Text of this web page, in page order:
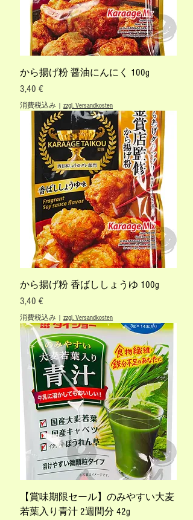
から揚げ粉 醤油にんにく 100g
価格
3,40 €
消費税込み | zzgl. Versandkosten
から揚げ粉 香ばししょうゆ 100g
価格
3,40 €
消費税込み | zzgl. Versandkosten
【賞味期限セール】のみやすい大麦
若葉入り青汁 2週間分 42g